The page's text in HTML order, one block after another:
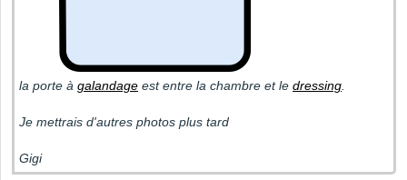
la porte à galandage est entre la chambre et le dressing.
Je mettrais d'autres photos plus tard
Gigi